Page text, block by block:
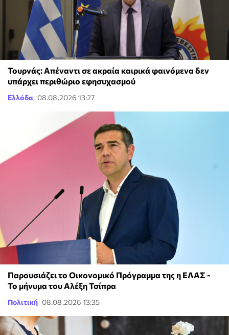
Τουρνάς: Απέναντι σε ακραία καιρικά φαινόμενα δεν
υπάρχει περιθώριο εφησυχασμού
Ελλάδα 08.08.2026 13:27
Παρουσιάζει το Οικονομικό Πρόγραμμα της η ΕΛΑΣ -
Το μήνυμα του Αλέξη Τσίπρα
Πολιτική 08.08.2026 13:35